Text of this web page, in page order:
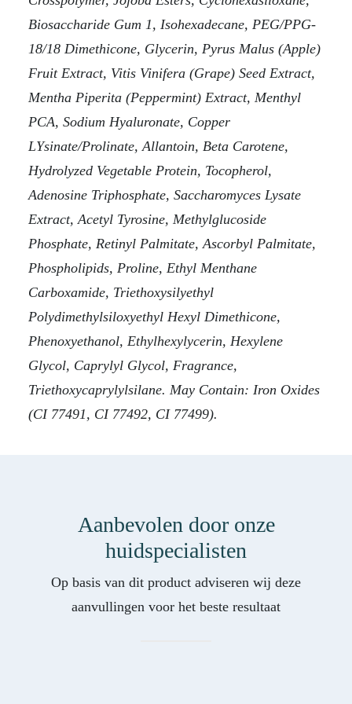
Biosaccharide Gum 1, Isohexadecane, PEG/PPG-
18/18 Dimethicone, Glycerin, Pyrus Malus (Apple)
Fruit Extract, Vitis Vinifera (Grape) Seed Extract,
Mentha Piperita (Peppermint) Extract, Menthyl
PCA, Sodium Hyaluronate, Copper
LYsinate/Prolinate, Allantoin, Beta Carotene,
Hydrolyzed Vegetable Protein, Tocopherol,
Adenosine Triphosphate, Saccharomyces Lysate
Extract, Acetyl Tyrosine, Methylglucoside
Phosphate, Retinyl Palmitate, Ascorbyl Palmitate,
Phospholipids, Proline, Ethyl Menthane
Carboxamide, Triethoxysilyethyl
Polydimethylsiloxyethyl Hexyl Dimethicone,
Phenoxyethanol, Ethylhexylycerin, Hexylene
Glycol, Caprylyl Glycol, Fragrance,
Triethoxycaprylylsilane. May Contain: Iron Oxides
(CI 77491, CI 77492, CI 77499).
Aanbevolen door onze
huidspecialisten
Op basis van dit product adviseren wij deze
aanvullingen voor het beste resultaat